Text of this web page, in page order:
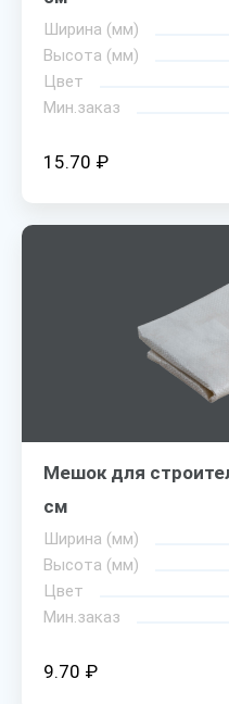
Ширина (мм)
Высота (мм)
Цвет
Мин.заказ
15.70 ₽
Мешок для
см
Ширина (мм)
Высота (мм)
Цвет
Мин.заказ
9.70 ₽